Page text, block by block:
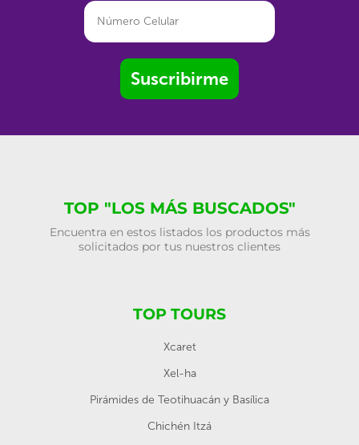
Suscribirme
TOP "LOS MÁS BUSCADOS"
Encuentra en estos listados los productos más
solicitados por tus nuestros clientes
TOP TOURS
Xcaret
Xel-ha
Pirámides de Teotihuacán y Basílica
Chichén Itzá